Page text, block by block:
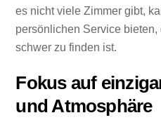
es nicht viele Zimmer gibt,
persönlichen Service
schwer zu finden ist.
Fokus auf
und Atmosphäre